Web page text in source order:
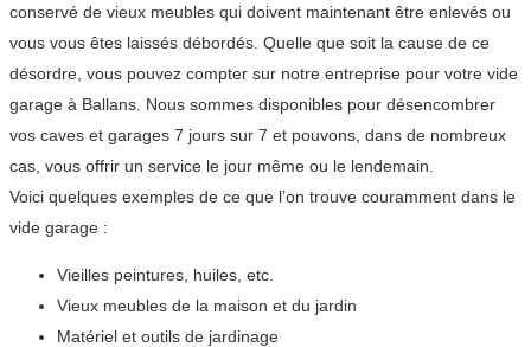
conservé de vieux meubles qui doivent maintenant être enlevés ou
vous vous êtes laissés débordés. Quelle que soit la cause de ce
désordre, vous pouvez compter sur notre entreprise pour votre vide
garage à Ballans. Nous sommes disponibles pour désencombrer
vos caves et garages 7 jours sur 7 et pouvons, dans de nombreux
cas, vous offrir un service le jour même ou le lendemain.
Voici quelques exemples de ce que l’on trouve couramment dans le
vide garage :
Vieilles peintures, huiles, etc.
Vieux meubles de la maison et du jardin
Matériel et outils de jardinage